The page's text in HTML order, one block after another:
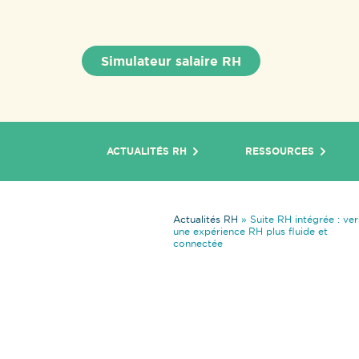
Simulateur salaire RH
ACTUALITÉS RH RESSOURCES
Actualités RH » Suite RH intégrée :
une expérience RH plus fluide et
connectée